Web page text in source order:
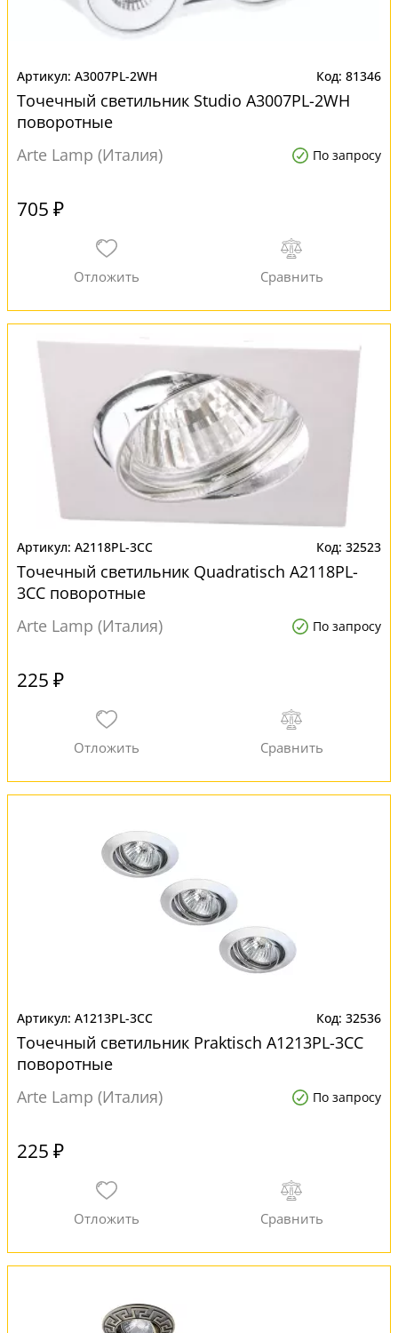
A3007PL-2WH 81346
Точечный светильник Studio A3007PL-2WH
поворотные
Arte Lamp (Италия)
По запросу
705 ₽
A2118PL-3CC 32523
Точечный светильник Quadratisch A2118PL-
3CC поворотные
Arte Lamp (Италия)
По запросу
225 ₽
A1213PL-3CC 32536
Точечный светильник Praktisch A1213PL-3CC
поворотные
Arte Lamp (Италия)
По запросу
225 ₽